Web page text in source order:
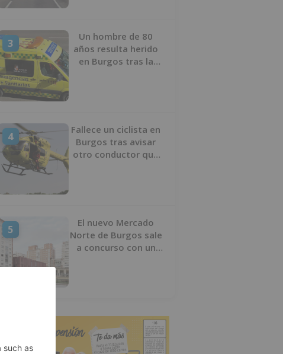
3
Un hombre de 80
años resulta herido
en Burgos tras la
4
Fallece un ciclista en
Burgos tras avisar
otro conductor que
5
El nuevo Mercado
Norte de Burgos sale
a concurso con un